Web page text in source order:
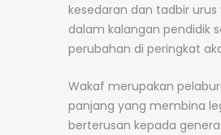
kesedaran dan tadbir urus
dalam kalangan pendidik
perubahan di peringkat
Wakaf merupakan
panjang yang membina
berterusan kepada